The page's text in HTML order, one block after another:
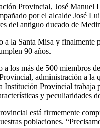
Provincial, José Manuel
por el alcalde José
del antiguo ducado de
a la Santa Misa y finalmente
90 años.
a los más de 500 miembros
administración a la
Institución Provincial trabaja
y peculiaridades
está firmemente
poblaciones.